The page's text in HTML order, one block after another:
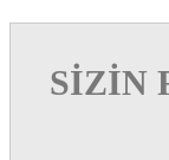
SİZİN